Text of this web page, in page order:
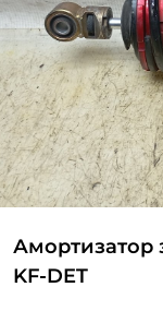
Амортизатор
KF-DET